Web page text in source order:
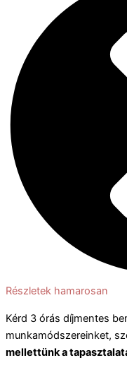
Részletek hamarosan
Kérd 3 órás díjmentes
munkamódszereinket,
mellettünk a